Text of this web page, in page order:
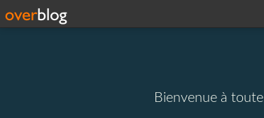
Bienvenue à